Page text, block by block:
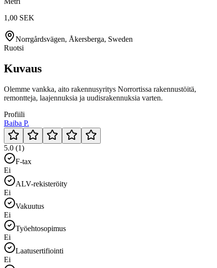
1,00 SEK
Norrgårdsvägen, Åkersberga, Sweden
Ruotsi
Kuvaus
Olemme vankka, aito rakennusyritys Norrortissa rakennustöitä,
remontteja, laajennuksia ja uudisrakennuksia varten.
Profiili
Baiba P.
5.0 (1)
F-tax
Ei
ALV-rekisteröity
Ei
Vakuutus
Ei
Työehtosopimus
Ei
Laatusertifiointi
Ei